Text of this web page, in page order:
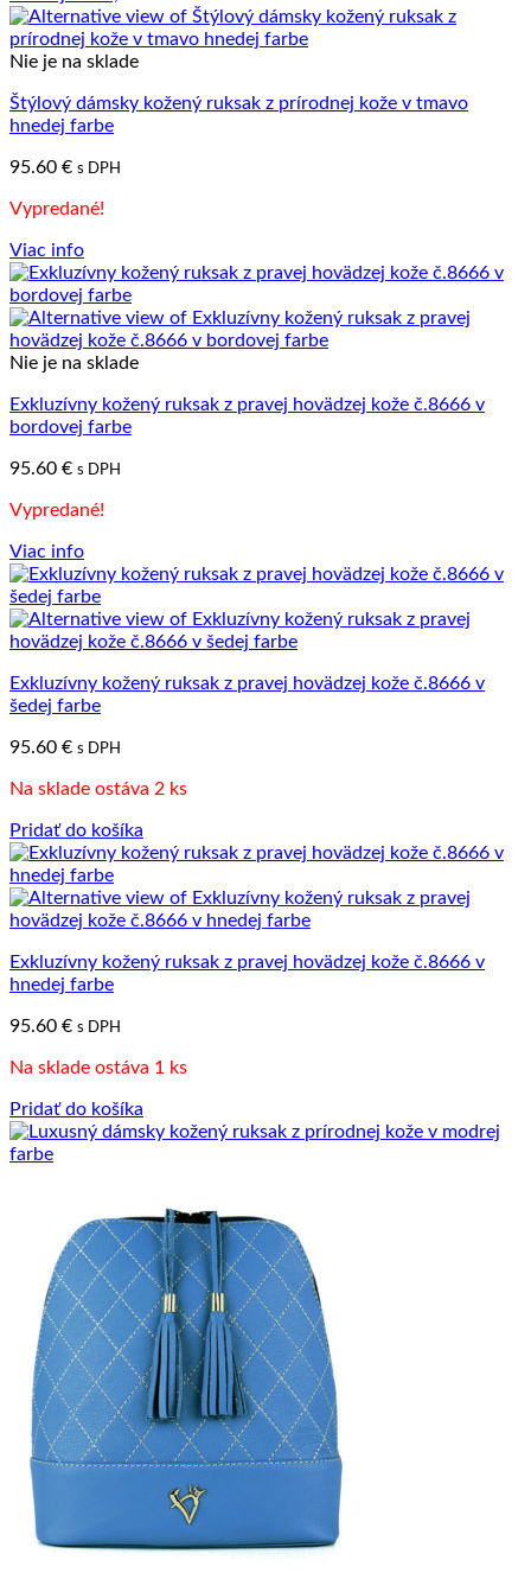
Nie je na sklade
Štýlový dámsky kožený ruksak z prírodnej kože v tmavo
hnedej farbe
95.60 € s DPH
Vypredané!
Viac info
Nie je na sklade
Exkluzívny kožený ruksak z pravej hovädzej kože č.8666 v
bordovej farbe
95.60 € s DPH
Vypredané!
Viac info
Exkluzívny kožený ruksak z pravej hovädzej kože č.8666 v
šedej farbe
95.60 € s DPH
Na sklade ostáva 2 ks
Pridať do košíka
Exkluzívny kožený ruksak z pravej hovädzej kože č.8666 v
hnedej farbe
95.60 € s DPH
Na sklade ostáva 1 ks
Pridať do košíka